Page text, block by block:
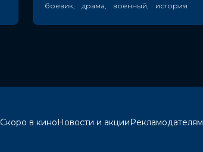
боевик, драма, военный, история
Скоро в киноНовости и акцииРекламодателям